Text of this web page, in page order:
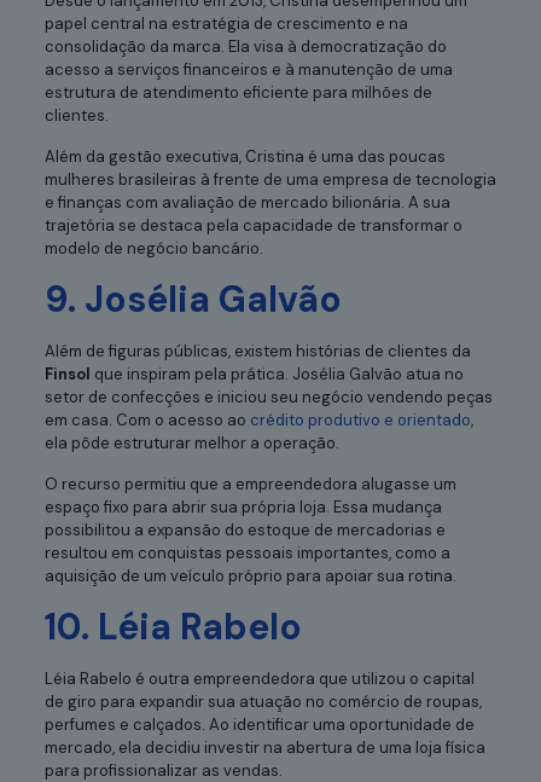
papel central na estratégia de crescimento e na
consolidação da marca. Ela visa à democratização do
acesso a serviços financeiros e à manutenção de uma
estrutura de atendimento eficiente para milhões de
clientes.
Além da gestão executiva, Cristina é uma das poucas
mulheres brasileiras à frente de uma empresa de tecnologia
e finanças com avaliação de mercado bilionária. A sua
trajetória se destaca pela capacidade de transformar o
modelo de negócio bancário.
9. Josélia Galvão
Além de figuras públicas, existem histórias de clientes da
Finsol que inspiram pela prática. Josélia Galvão atua no
setor de confecções e iniciou seu negócio vendendo peças
em casa. Com o acesso ao crédito produtivo e orientado,
ela pôde estruturar melhor a operação.
O recurso permitiu que a empreendedora alugasse um
espaço fixo para abrir sua própria loja. Essa mudança
possibilitou a expansão do estoque de mercadorias e
resultou em conquistas pessoais importantes, como a
aquisição de um veículo próprio para apoiar sua rotina.
10. Léia Rabelo
Léia Rabelo é outra empreendedora que utilizou o capital
de giro para expandir sua atuação no comércio de roupas,
perfumes e calçados. Ao identificar uma oportunidade de
mercado, ela decidiu investir na abertura de uma loja física
para profissionalizar as vendas.